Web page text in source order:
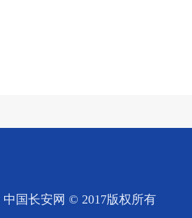
中国长安网 © 2017版权所有